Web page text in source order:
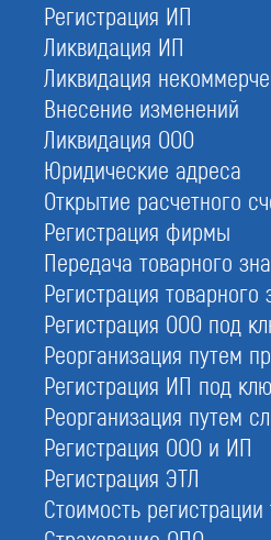
Регистрация ИП
Ликвидация ИП
Ликвидация
Внесение изменений
Ликвидация ООО
Юридические адреса
Открытие расчетного
Регистрация фирмы
Передача товарного
Регистрация товарного
Регистрация ООО под
Реорганизация путем
Регистрация ИП под
Реорганизация путем
Регистрация ООО и ИП
Регистрация ЭТЛ
Стоимость регистрации
Самая низкая цена на
Вступить в СРО
При отправке данной формы вы
предоставлении персональных данных.
На страницах нашего сайта
реестр СРО по федеральным
отдельные — для
проектировщиков. Он
ассоциациях, их
данные, номер в реестре.
СРО разделены по
указано количество